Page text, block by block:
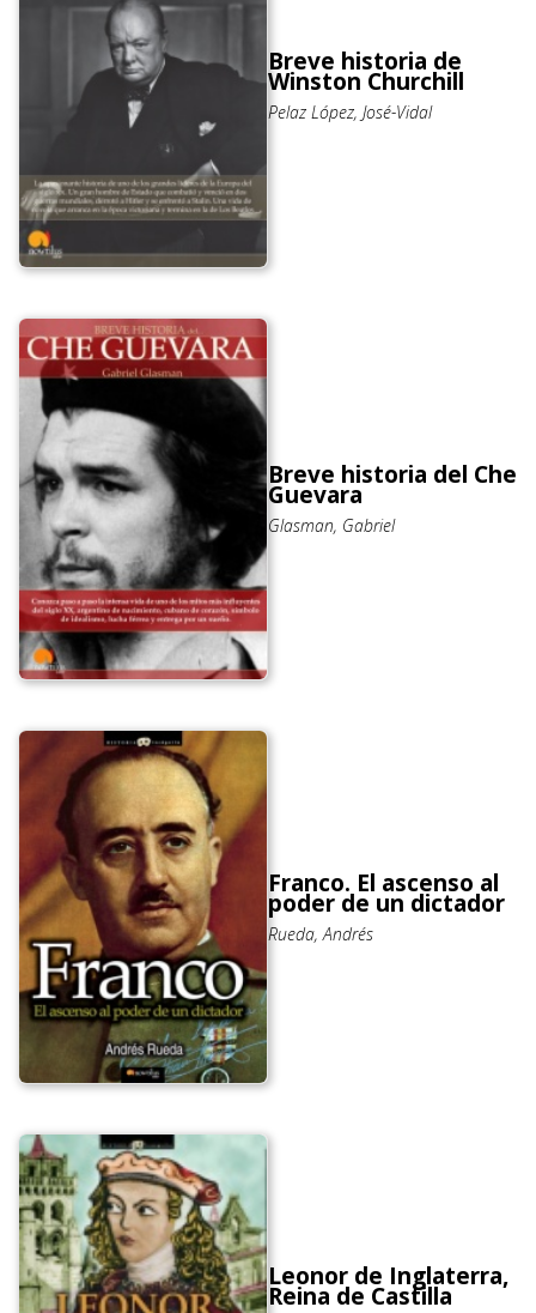
Breve historia de
Winston Churchill
Pelaz López, José-Vidal
Breve historia del Che
Guevara
Glasman, Gabriel
Franco. El ascenso al
poder de un dictador
Rueda, Andrés
Leonor de Inglaterra,
Reina de Castilla